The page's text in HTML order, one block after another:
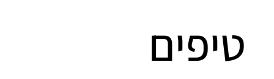
טיפים